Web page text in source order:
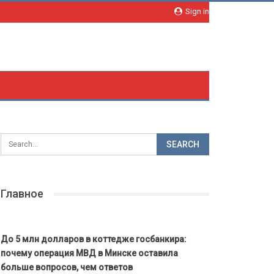
Sign in
Главное
До 5 млн долларов в коттедже госбанкира:
почему операция МВД в Минске оставила
больше вопросов, чем ответов